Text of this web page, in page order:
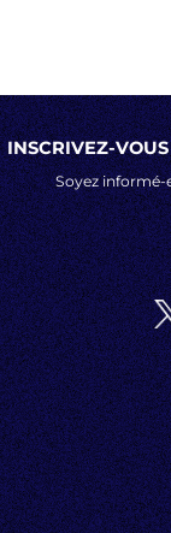
INSCRIVEZ-
Soyez informé-